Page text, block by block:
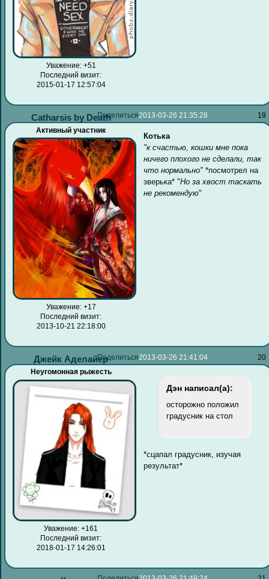
Уважение: +51
Последний визит:
2015-01-17 12:57:04
Поделиться 19
2013-03-26 21:35:28
Catharsis by Death
Активный участник
Уважение: +17
Последний визит:
2013-10-21 22:18:00
Котька
"к счастью, кошки мне пока
ничего плохого не сделали, так
что нормально" *посмотрел на
зверька* "Но за хвост таскать
не рекомендую"
Поделиться 20
2013-03-26 21:41:04
Джейк Аделайер
Неугомонная рыжесть
Уважение: +161
Последний визит:
2018-01-17 14:26:01
Дэн написал(а):
осторожно положил
градусник на стол
*сцапал градусник, изучая
результат*